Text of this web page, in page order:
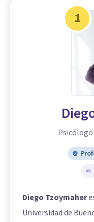
1
Diego Tzoymaher
Universidad de